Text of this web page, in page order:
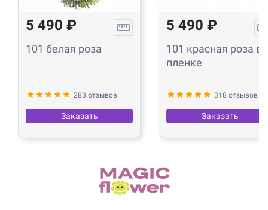
5 490 ₽
101 белая роза
283 отзывов
Заказать
5 490 ₽
101 красная роза в
пленке
318 отзывов
Заказать